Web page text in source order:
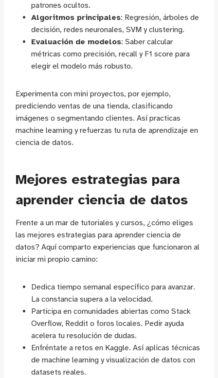
patrones ocultos.
Algoritmos principales: Regresión, árboles de
decisión, redes neuronales, SVM y clustering.
Evaluación de modelos: Saber calcular
métricas como precisión, recall y F1 score para
elegir el modelo más robusto.
Experimenta con mini proyectos, por ejemplo,
prediciendo ventas de una tienda, clasificando
imágenes o segmentando clientes. Así practicas
machine learning y refuerzas tu ruta de aprendizaje en
ciencia de datos.
Mejores estrategias para
aprender ciencia de datos
Frente a un mar de tutoriales y cursos, ¿cómo eliges
las mejores estrategias para aprender ciencia de
datos? Aquí comparto experiencias que funcionaron al
iniciar mi propio camino:
Dedica tiempo semanal específico para avanzar.
La constancia supera a la velocidad.
Participa en comunidades abiertas como Stack
Overflow, Reddit o foros locales. Pedir ayuda
acelera tu resolución de dudas.
Enfréntate a retos en Kaggle. Así aplicas técnicas
de machine learning y visualización de datos con
datasets reales.